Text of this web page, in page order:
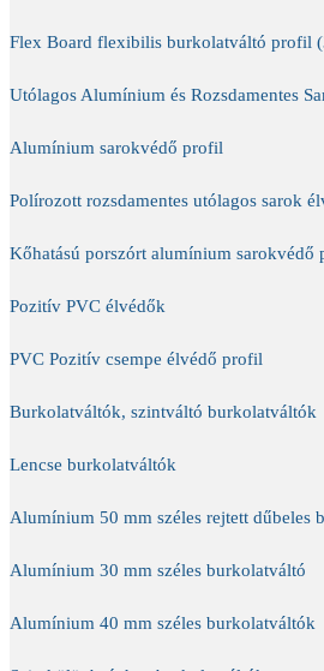
Flex Board flexibilis burkolatváltó profil
Utólagos Alumínium és Rozsdamentes
Alumínium sarokvédő profil
Polírozott rozsdamentes utólagos sarok
Kőhatású porszórt alumínium sarokvédő
Pozitív PVC élvédők
PVC Pozitív csempe élvédő profil
Burkolatváltók, szintváltó burkolatváltók
Lencse burkolatváltók
Alumínium 50 mm széles rejtett dűbeles
Alumínium 30 mm széles burkolatváltó
Alumínium 40 mm széles burkolatváltók